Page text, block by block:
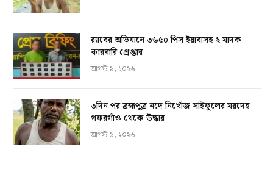
র‍্যাবের অভিযানে ৩৬৫০ পিস ইয়াবাসহ ২ মাদক
কারবারি গ্রেপ্তার
আগস্ট ৯, ২০২৬
৩দিন পর ব্রহ্মপুত্র নদে নিখোঁজ সাইফুলের মরদেহ
গফরগাঁও থেকে উদ্ধার
আগস্ট ৯, ২০২৬